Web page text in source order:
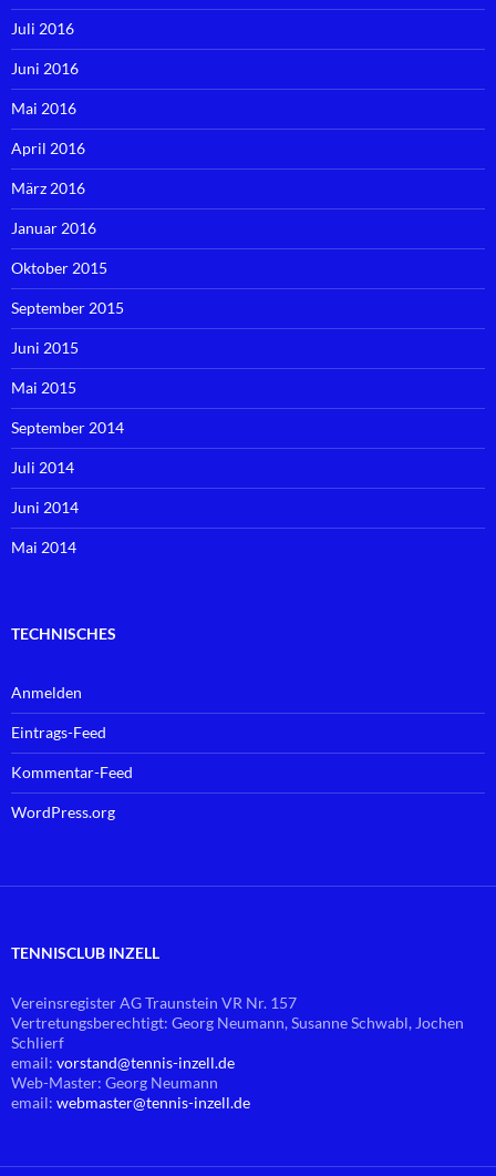
Juli 2016
Juni 2016
Mai 2016
April 2016
März 2016
Januar 2016
Oktober 2015
September 2015
Juni 2015
Mai 2015
September 2014
Juli 2014
Juni 2014
Mai 2014
TECHNISCHES
Anmelden
Eintrags-Feed
Kommentar-Feed
WordPress.org
TENNISCLUB INZELL
Vereinsregister AG Traunstein VR Nr. 157
Vertretungsberechtigt: Georg Neumann, Susanne Schwabl, Jochen
Schlierf
email: vorstand@tennis-inzell.de
Web-Master: Georg Neumann
email: webmaster@tennis-inzell.de